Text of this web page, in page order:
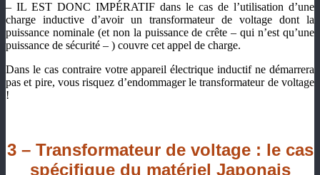
– IL EST DONC IMPÉRATIF dans le cas de l’utilisation d’une
charge inductive d’avoir un transformateur de voltage dont la
puissance nominale (et non la puissance de crête – qui n’est qu’une
puissance de sécurité – ) couvre cet appel de charge.
Dans le cas contraire votre appareil électrique inductif ne démarrera
pas et pire, vous risquez d’endommager le transformateur de voltage
!
3 – Transformateur de voltage : le cas
spécifique du matériel Japonais